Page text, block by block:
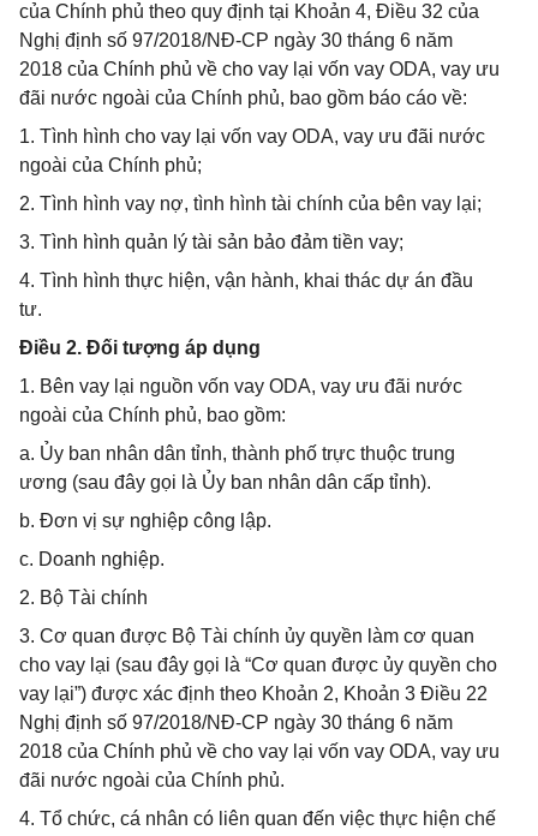
của Chính phủ theo quy định tại Khoản 4, Điều 32 của
Nghị định số 97/2018/NĐ-CP ngày 30 tháng 6 năm
2018 của Chính phủ về cho vay lại vốn vay ODA, vay ưu
đãi nước ngoài của Chính phủ, bao gồm báo cáo về:
1. Tình hình cho vay lại vốn vay ODA, vay ưu đãi nước
ngoài của Chính phủ;
2. Tình hình vay nợ, tình hình tài chính của bên vay lại;
3. Tình hình quản lý tài sản bảo đảm tiền vay;
4. Tình hình thực hiện, vận hành, khai thác dự án đầu
tư.
Điều 2. Đối tượng áp dụng
1. Bên vay lại nguồn vốn vay ODA, vay ưu đãi nước
ngoài của Chính phủ, bao gồm:
a. Ủy ban nhân dân tỉnh, thành phố trực thuộc trung
ương (sau đây gọi là Ủy ban nhân dân cấp tỉnh).
b. Đơn vị sự nghiệp công lập.
c. Doanh nghiệp.
2. Bộ Tài chính
3. Cơ quan được Bộ Tài chính ủy quyền làm cơ quan
cho vay lại (sau đây gọi là “Cơ quan được ủy quyền cho
vay lại”) được xác định theo Khoản 2, Khoản 3 Điều 22
Nghị định số 97/2018/NĐ-CP ngày 30 tháng 6 năm
2018 của Chính phủ về cho vay lại vốn vay ODA, vay ưu
đãi nước ngoài của Chính phủ.
4. Tổ chức, cá nhân có liên quan đến việc thực hiện chế